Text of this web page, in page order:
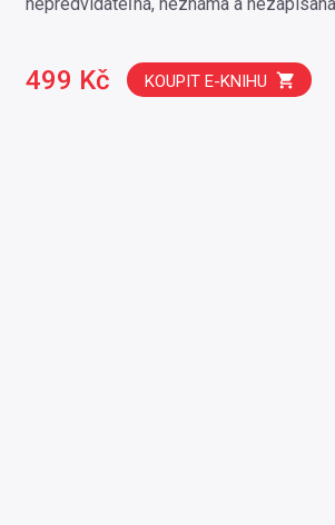
499 Kč KOUPIT E-KNIHU